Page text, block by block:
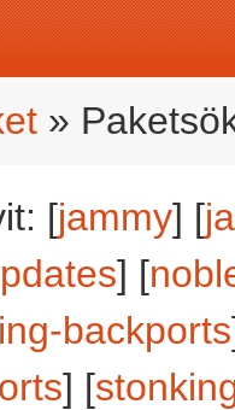
»
[jammy] [
] [
backports
] [